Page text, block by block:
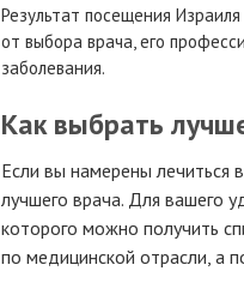
Результат посещения
от выбора врача, его
заболевания.
Как выбрать
Если вы намерены лечиться
лучшего врача. Для вашего
которого можно получить
по медицинской отрасли, а